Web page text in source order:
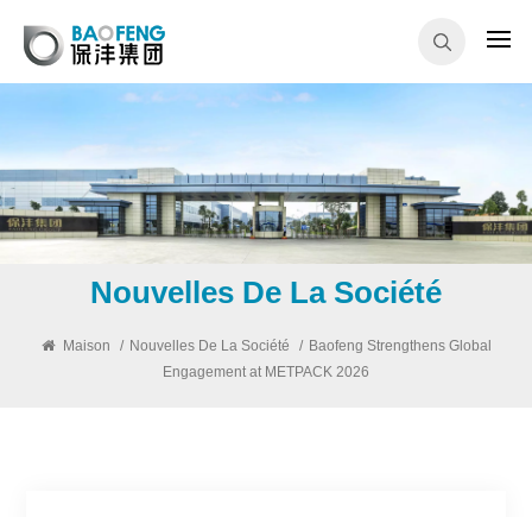
Nouvelles De La Société
Maison / Nouvelles De La Société / Baofeng Strengthens Global
Engagement at METPACK 2026